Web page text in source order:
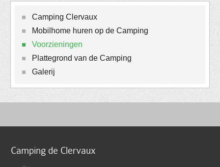
Camping Clervaux
Mobilhome huren op de Camping
Voorzieningen
Plattegrond van de Camping
Galerij
Camping de Clervaux